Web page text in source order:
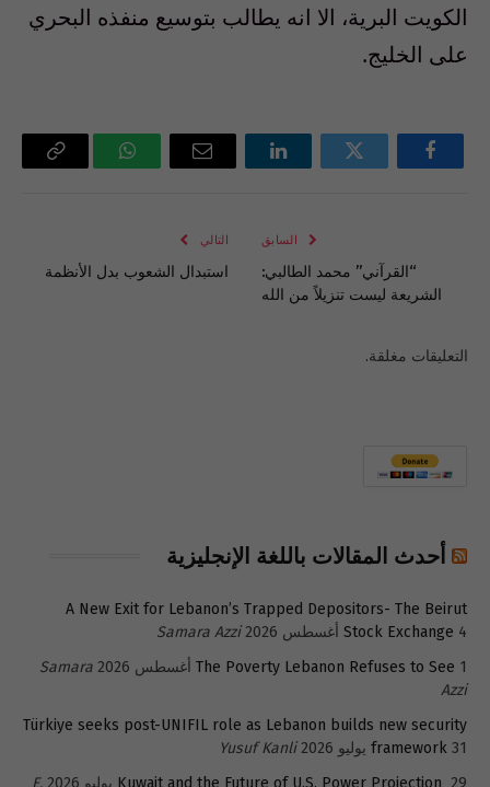
الكويت البرية، الا انه يطالب بتوسيع منفذه البحري
على الخليج.
فيسبوك تويتر لينكدإن
البريد
واتساب Copy
السابق
“القرآني” محمد الطالبي:
الشريعة ليست تنزيلاً من الله
التالي
استبدال الشعوب بدل الأنظمة
التعليقات مغلقة.
أحدث المقالات باللغة الإنجليزية
A New Exit for Lebanon’s Trapped Depositors- The Beirut
Stock Exchange 4 أغسطس 2026
Samara Azzi
The Poverty Lebanon Refuses to See 1 أغسطس 2026
Samara
Azzi
Türkiye seeks post-UNIFIL role as Lebanon builds new security
framework 31 يوليو 2026
Yusuf Kanli
Kuwait and the Future of U.S. Power Projection 29 يوليو 2026
E.